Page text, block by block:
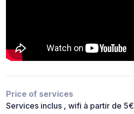
Price of services
Services inclus , wifi à partir de 5€